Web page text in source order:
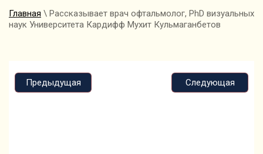
Главная \ Рассказывает врач офтальмолог, PhD визуальных
наук Университета Кардифф Мухит Кульмаганбетов
Предыдущая Следующая